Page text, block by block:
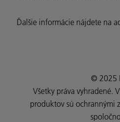
Ďalšie informácie nájdete na
© 2025 RICOH
Všetky práva vyhradené.
produktov sú ochrannými